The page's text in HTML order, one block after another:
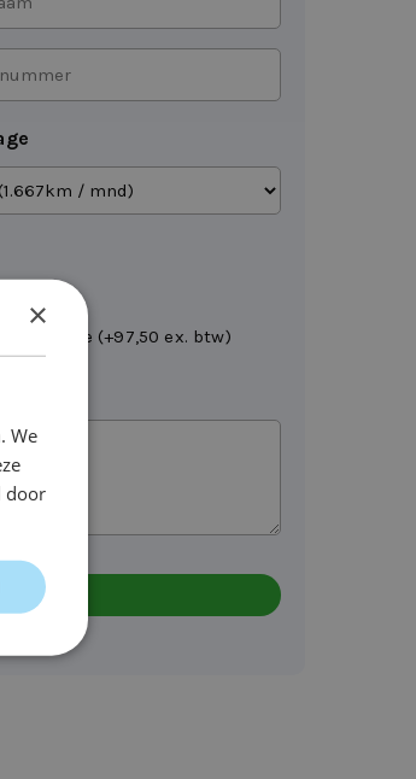
op locatie (+97,50 ex. btw)
×
We
door